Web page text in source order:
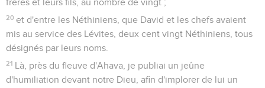
frères et leurs fils, au nombre de vingt ;
20 et d'entre les Néthiniens, que David et les chefs avaient
mis au service des Lévites, deux cent vingt Néthiniens, tous
désignés par leurs noms.
21 Là, près du fleuve d'Ahava, je publiai un jeûne
d'humiliation devant notre Dieu, afin d'implorer de lui un